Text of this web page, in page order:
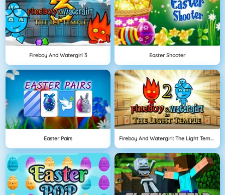
Fireboy And Watergirl 3 Easter Shooter
Easter Pairs Fireboy And Watergirl: The Light Temple